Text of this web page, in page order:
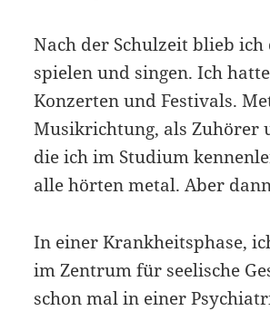
Nach der Schulzeit blieb
spielen und singen. Ich
Konzerten und Festivals.
Musikrichtung, als Zuhörer
die ich im Studium
alle hörten metal. Aber
In einer Krankheitsphase,
im Zentrum für seelische
schon mal in einer